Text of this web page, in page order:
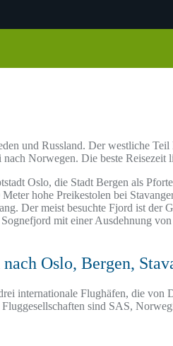
und Russland. Der westliche
Norwegen. Die beste
Oslo, die Stadt Bergen als
hohe Preikestolen bei
Der meist besuchte Fjord ist
mit einer Ausdehnung
Oslo, Bergen,
internationale Flughäfen, die
sind SAS,